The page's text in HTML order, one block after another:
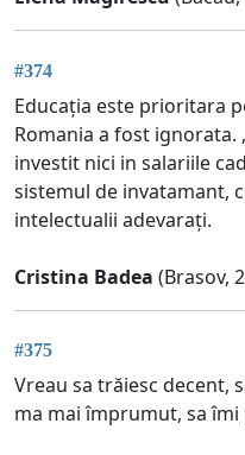
#374
Educația este prioritara
Romania a fost
investit nici in salariile
sistemul de invatamant,
intelectualii adevarați.
Cristina Badea (Brasov,
#375
Vreau sa trăiesc decent,
ma mai împrumut, sa